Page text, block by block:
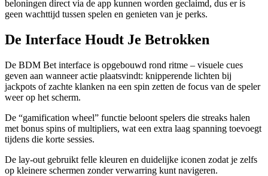
beloningen direct via de app kunnen worden geclaimd, dus er is
geen wachttijd tussen spelen en genieten van je perks.
De Interface Houdt Je Betrokken
De BDM Bet interface is opgebouwd rond ritme – visuele cues
geven aan wanneer actie plaatsvindt: knipperende lichten bij
jackpots of zachte klanken na een spin zetten de focus van de speler
weer op het scherm.
De “gamification wheel” functie beloont spelers die streaks halen
met bonus spins of multipliers, wat een extra laag spanning toevoegt
tijdens die korte sessies.
De lay-out gebruikt felle kleuren en duidelijke iconen zodat je zelfs
op kleinere schermen zonder verwarring kunt navigeren.